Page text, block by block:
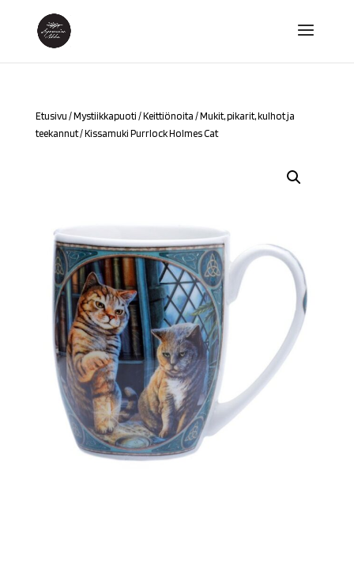
Etusivu /Mystiikkapuoti /Keittiönoita /Mukit, pikarit, kulhot ja
teekannut/ Kissamuki Purrlock Holmes Cat